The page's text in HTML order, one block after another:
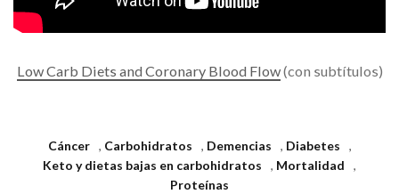
Low Carb Diets and Coronary Blood Flow(con subtítulos)
Cáncer , Carbohidratos , Demencias , Diabetes
,
Keto y dietas bajas en carbohidratos
, Mortalidad
,
Proteínas